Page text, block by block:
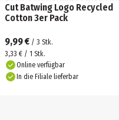
Cut Batwing Logo Recycled
Cotton 3er Pack
9,99 € / 3 Stk.
3,33 € / 1 Stk.
Online verfügbar
In die Filiale lieferbar